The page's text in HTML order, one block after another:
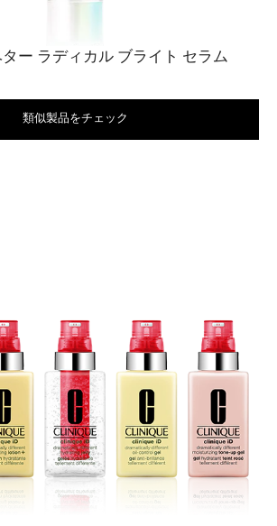
ー ラディカル ブライト セラム
類似製品をチェック